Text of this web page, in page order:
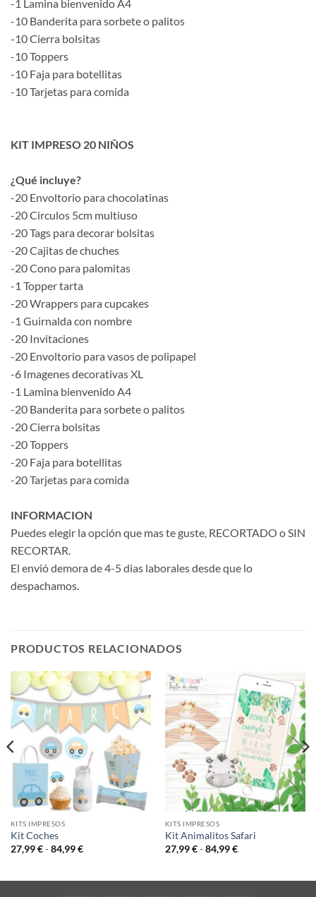
-1 Lamina bienvenido A4
-10 Banderita para sorbete o palitos
-10 Cierra bolsitas
-10 Toppers
-10 Faja para botellitas
-10 Tarjetas para comida
KIT IMPRESO 20 NIÑOS
¿Qué incluye?
-20 Envoltorio para chocolatinas
-20 Circulos 5cm multiuso
-20 Tags para decorar bolsitas
-20 Cajitas de chuches
-20 Cono para palomitas
-1 Topper tarta
-20 Wrappers para cupcakes
-1 Guirnalda con nombre
-20 Invitaciones
-20 Envoltorio para vasos de polipapel
-6 Imagenes decorativas XL
-1 Lamina bienvenido A4
-20 Banderita para sorbete o palitos
-20 Cierra bolsitas
-20 Toppers
-20 Faja para botellitas
-20 Tarjetas para comida
INFORMACION
Puedes elegir la opción que mas te guste, RECORTADO o SIN
RECORTAR.
El envió demora de 4-5 dias laborales desde que lo
despachamos.
PRODUCTOS RELACIONADOS
KITS IMPRESOS
Kit Coches
27,99€ - 84,99€Rango
KITS IMPRESOS
Kit Animalitos Safari
27,99€ - 84,99€Rango